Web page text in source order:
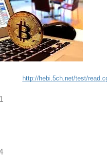
http://hebi.5ch.net/test/